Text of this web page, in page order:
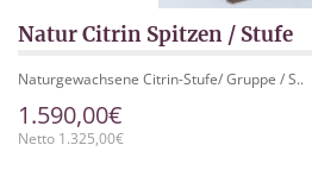
Natur Citrin Spitzen / Stufe
Naturgewachsene Citrin-Stufe/ Gruppe / S..
1.590,00€
Netto 1.325,00€